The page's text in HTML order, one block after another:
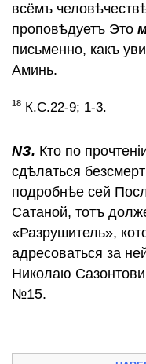
всёмъ
проповѣдуетъ Это
письменно, какъ
Аминь.
18 К.С.22-9; 1-3.
NЗ. Кто по
сдѣлаться
подробнѣе сей
Сатаной, тотъ
«Разрушитель»,
адресоваться за
Николаю
№15.